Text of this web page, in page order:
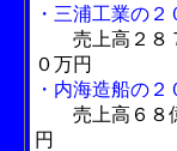
・三浦工業の
売上高２８
０万円
・内海造船の
売上高６８
円